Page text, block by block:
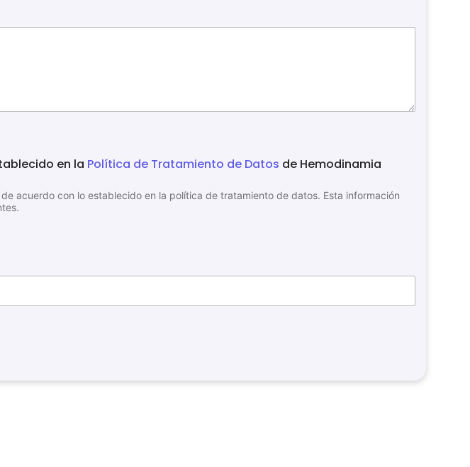
en la Política de Tratamiento de Datos de Hemodinamia
acuerdo con lo establecido en la política de tratamiento de datos. Esta información